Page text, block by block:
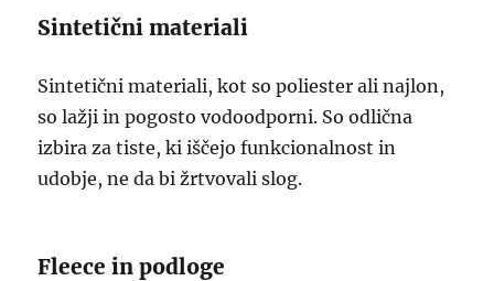
Sintetični materiali
Sintetični materiali, kot so poliester ali najlon,
so lažji in pogosto vodoodporni. So odlična
izbira za tiste, ki iščejo funkcionalnost in
udobje, ne da bi žrtvovali slog.
Fleece in podloge